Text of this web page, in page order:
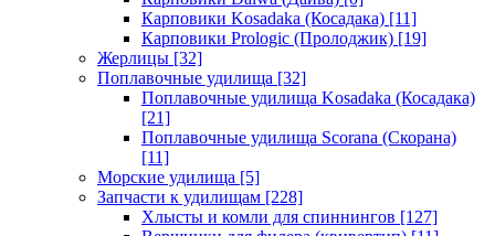
Карповики Kosadaka (Косадака) [11]
Карповики Prologic (Пролоджик) [19]
Жерлицы [32]
Поплавочные удилища [32]
Поплавочные удилища Kosadaka (Косадака)
[21]
Поплавочные удилища Scorana (Скорана)
[11]
Морские удилища [5]
Запчасти к удилищам [228]
Хлысты и комли для спиннингов [127]